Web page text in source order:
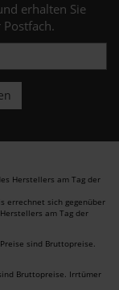
erhalten Sie
Herstellers am Tag der
errechnet sich gegenüber
am Tag der
sind Bruttopreise.
Bruttopreise. Irrtümer